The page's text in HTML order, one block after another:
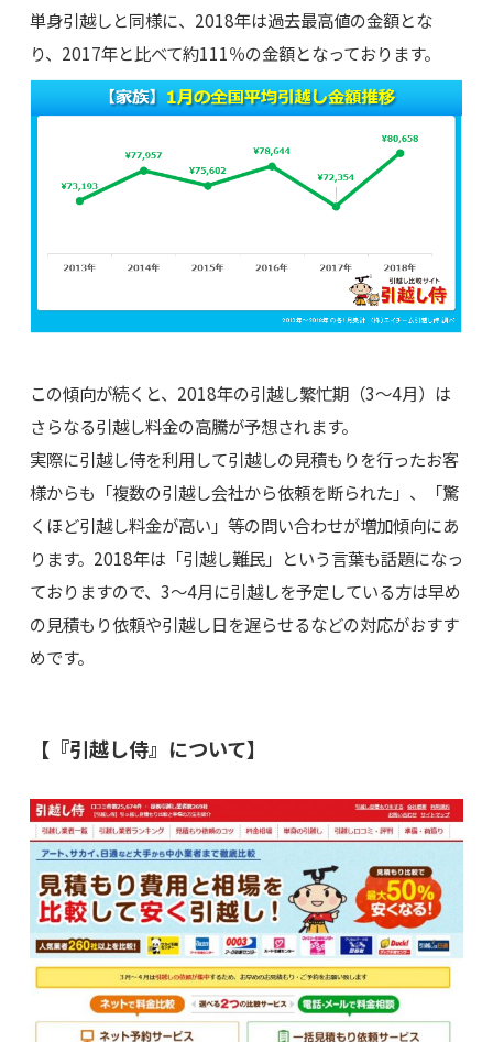
単身引越しと同様に、2018年は過去最高値の金額とな
り、2017年と比べて約111％の金額となっております。
この傾向が続くと、2018年の引越し繁忙期（3～4月）は
さらなる引越し料金の高騰が予想されます。
実際に引越し侍を利用して引越しの見積もりを行ったお客
様からも「複数の引越し会社から依頼を断られた」、「驚
くほど引越し料金が高い」等の問い合わせが増加傾向にあ
ります。2018年は「引越し難民」という言葉も話題になっ
ておりますので、3～4月に引越しを予定している方は早め
の見積もり依頼や引越し日を遅らせるなどの対応がおすす
めです。
【『引越し侍』について】